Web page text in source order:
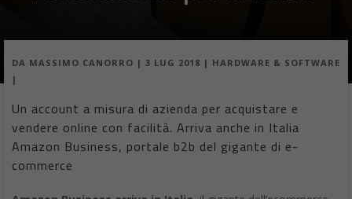
SOFTWARE|
Un Microsoft Surface pieghevole e tascabile per
sfidare gli smartphone. Il nuovo Surface potrebbe
essere lanciato entro la fine dell’anno.
UnMicrosoft Surface pieghevolee tascabile per far svanire
le linee di demarcazione tra il mobile e il fisso: il dispositivo
potrebbe essere lanciato già entro la fine dell’anno.